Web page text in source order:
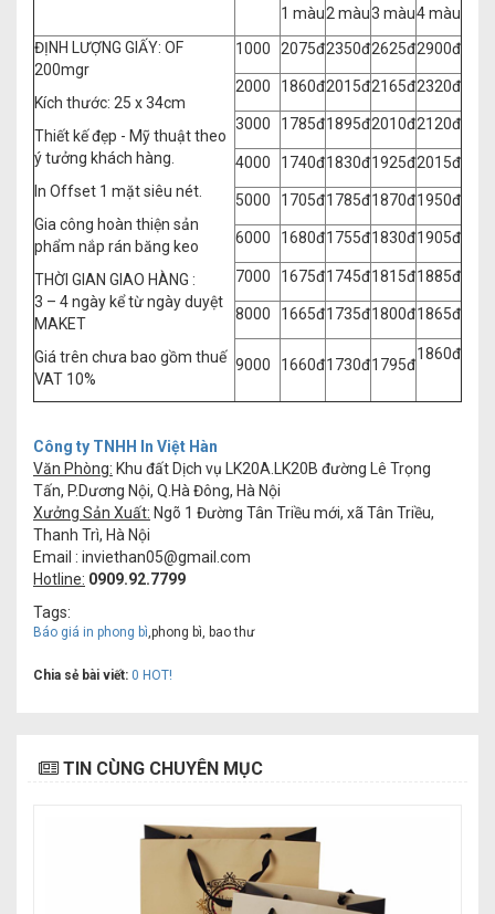
1 màu2 màu3 màu4 màu
ĐỊNH LƯỢNG GIẤY: OF
200mgr
Kích thước: 25 x 34cm
Thiết kế đẹp - Mỹ thuật theo
ý tưởng khách hàng.
In Offset 1 mặt siêu nét.
Gia công hoàn thiện sản
phẩm nắp rán băng keo
THỜI GIAN GIAO HÀNG :
3 – 4 ngày kể từ ngày duyệt
MAKET
Giá trên chưa bao gồm thuế
VAT 10%
1000 2075đ2350đ2625đ2900đ
2000 1860đ2015đ2165đ2320đ
3000 1785đ1895đ2010đ2120đ
4000 1740đ1830đ1925đ2015đ
5000 1705đ1785đ1870đ1950đ
6000 1680đ1755đ1830đ1905đ
7000 1675đ1745đ1815đ1885đ
8000 1665đ1735đ1800đ1865đ
9000 1660đ1730đ1795đ
1860đ
Công ty TNHH In Việt Hàn
Văn Phòng: Khu đất Dịch vụ LK20A.LK20B đường Lê Trọng
Tấn, P.Dương Nội, Q.Hà Đông, Hà Nội
Xưởng Sản Xuất: Ngõ 1 Đường Tân Triều mới, xã Tân Triều,
Thanh Trì, Hà Nội
Email : inviethan05@gmail.com
Hotline: 0909.92.7799
Tags:
Báo giá in phong bì,phong bì, bao thư
Chia sẻ bài viết: 0 HOT!
TIN CÙNG CHUYÊN MỤC